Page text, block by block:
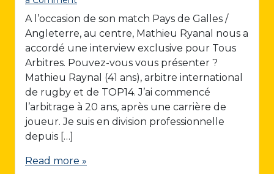
A l’occasion de son match Pays de Galles /
Angleterre, au centre, Mathieu Ryanal nous a
accordé une interview exclusive pour Tous
Arbitres. Pouvez-vous vous présenter ?
Mathieu Raynal (41 ans), arbitre international
de rugby et de TOP14. J’ai commencé
l’arbitrage à 20 ans, après une carrière de
joueur. Je suis en division professionnelle
depuis […]
Read more »